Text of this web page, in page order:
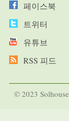
페이스북
트위터
유튜브
RSS 피드
© 2023 Solhouse